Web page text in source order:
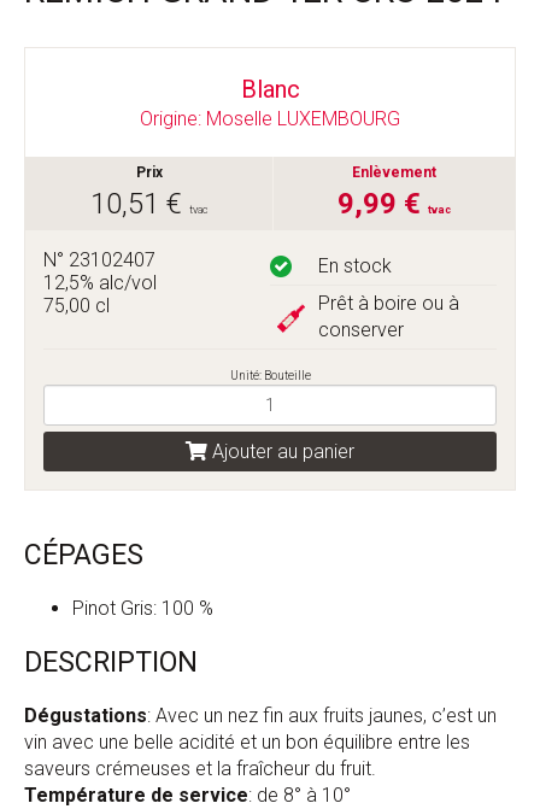
Blanc
Origine: Moselle LUXEMBOURG
Prix
10,51 € tvac
Enlèvement
9,99 € tvac
En stock
Prêt à boire ou à
conserver
N° 23102407
12,5% alc/vol
75,00 cl
Unité: Bouteille
Ajouter au panier
CÉPAGES
Pinot Gris: 100 %
DESCRIPTION
Dégustations: Avec un nez fin aux fruits jaunes, c’est un
vin avec une belle acidité et un bon équilibre entre les
saveurs crémeuses et la fraîcheur du fruit.
Température de service: de 8° à 10°